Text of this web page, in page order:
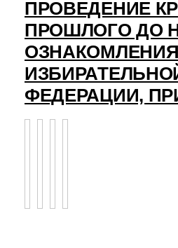
ПРОВЕДЕНИЕ
ПРОШЛОГО ДО
ФЕДЕРАЦИИ,